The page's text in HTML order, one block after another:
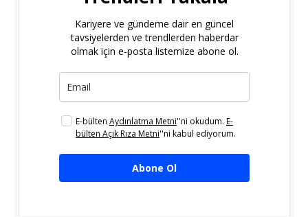
Kariyere ve gündeme dair en güncel
tavsiyelerden ve trendlerden haberdar
olmak için e-posta listemize abone ol.
E-bülten Aydınlatma Metni''ni okudum. E-
bülten Açık Rıza Metni''ni kabul ediyorum.
Abone Ol